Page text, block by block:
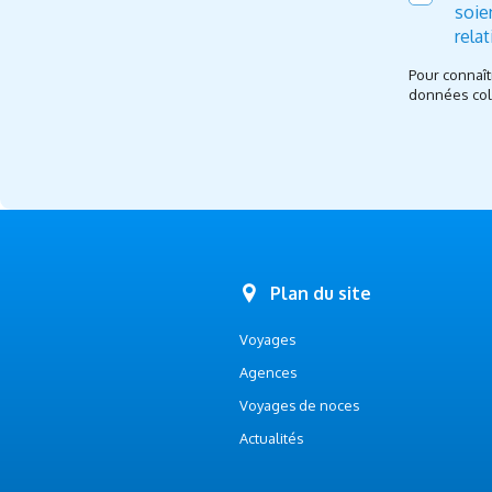
Pour
données
Plan du site
Voyages
Agences
Voyages de noces
Actualités